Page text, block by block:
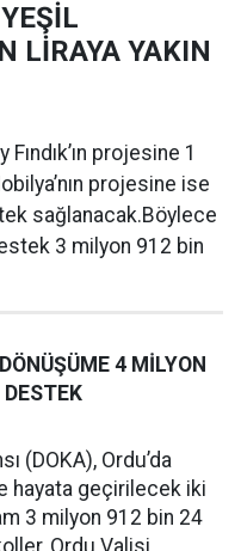
LİRAYA YAKIN
projesine 1
projesine ise
sağlanacak.Böylece
3 milyon 912 bin
4 MİLYON
(DOKA), Ordu’da
hayata geçirilecek iki
3 milyon 912 bin 24
Ordu Valisi